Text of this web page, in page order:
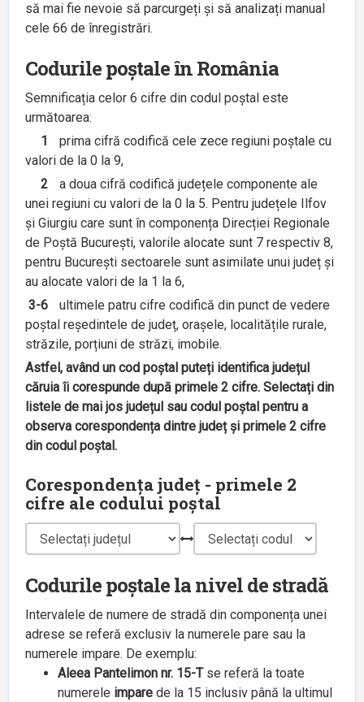
să mai fie nevoie să parcurgeți și să analizați manual
cele 66 de înregistrări.
Codurile poștale în România
Semnificația celor 6 cifre din codul poștal este
următoarea:
1
prima cifră codifică cele zece regiuni poștale cu
valori de la 0 la 9,
2
a doua cifră codifică județele componente ale
unei regiuni cu valori de la 0 la 5. Pentru județele Ilfov
și Giurgiu care sunt în componența Direcției Regionale
de Poștă București, valorile alocate sunt 7 respectiv 8,
pentru București sectoarele sunt asimilate unui județ și
au alocate valori de la 1 la 6,
3-6
ultimele patru cifre codifică din punct de vedere
poștal reședintele de județ, orașele, localitățile rurale,
străzile, porțiuni de străzi, imobile.
Astfel, având un cod poștal puteți identifica județul
căruia îi corespunde după primele 2 cifre. Selectați din
listele de mai jos județul sau codul poștal pentru a
observa corespondența dintre județ și primele 2 cifre
din codul poștal.
Corespondența județ - primele 2
cifre ale codului poștal
Codurile poștale la nivel de stradă
Intervalele de numere de stradă din componența unei
adrese se referă exclusiv la numerele pare sau la
numerele impare. De exemplu:
Aleea Pantelimon nr. 15-Tse referă la toate
numerele impare de la 15 inclusiv până la ultimul